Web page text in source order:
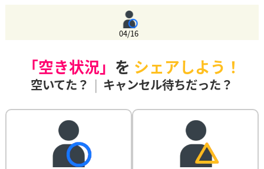
04/16
「空き状況」 を シェアしよう！
空いてた？ | キャンセル待ちだった？